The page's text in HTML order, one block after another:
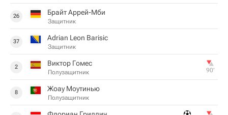
26 Брайт Аррей-Мби
Защитник
37 Adrian Leon Barisic
Защитник
2 Виктор Гомес
Полузащитник 90‎’‎
8 Жоау Моутинью
Полузащитник